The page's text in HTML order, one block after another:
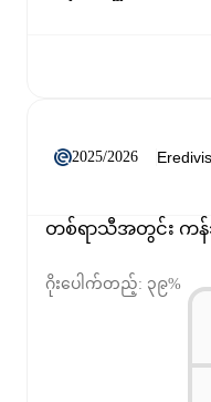
2025/2026
တစ်ရာသီအတွင်း ကန်
ဂိုးပေါက်တည့်: ၃၉%